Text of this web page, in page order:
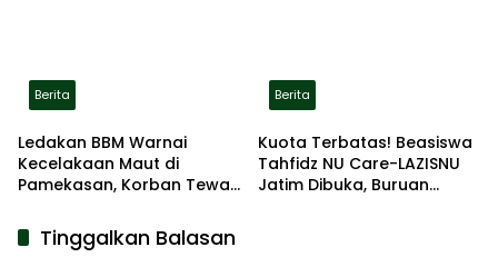
Berita
Ledakan BBM Warnai
Kecelakaan Maut di
Pamekasan, Korban Tewas
Berita
Kuota Terbatas! Beasiswa
Tahfidz NU Care-LAZISNU
Jatim Dibuka, Buruan
Tinggalkan Balasan